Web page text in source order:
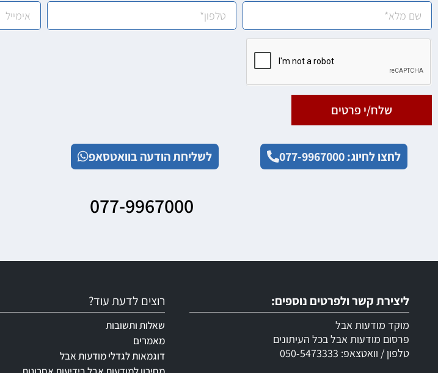
שלח/י פרטים
לחצו לחיוג: 077-9967000 לשליחת הודעה בוואטסאפ
077-9967000
ליצירת קשר ולפרטים נוספים:
מוקד מודעות אבל
פרסום מודעות אבל בכל העיתונים
טלפון / וואטצאפ: 050-5473333
רוצים לדעת עוד?
שאלות ותשובות
מאמרים
דוגמאות לגדלי מודעות אבל